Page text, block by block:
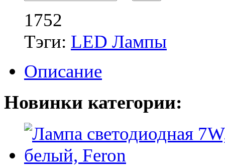
1752
Тэги: LED Лампы
Описание
Новинки категории: